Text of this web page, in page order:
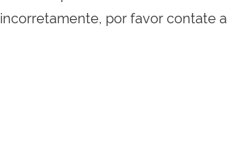
incorretamente, por favor contate a